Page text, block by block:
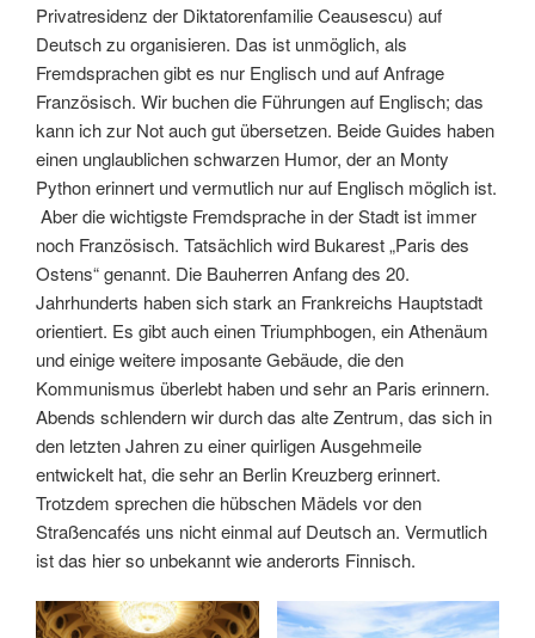
Privatresidenz der Diktatorenfamilie Ceausescu) auf
Deutsch zu organisieren. Das ist unmöglich, als
Fremdsprachen gibt es nur Englisch und auf Anfrage
Französisch. Wir buchen die Führungen auf Englisch; das
kann ich zur Not auch gut übersetzen. Beide Guides haben
einen unglaublichen schwarzen Humor, der an Monty
Python erinnert und vermutlich nur auf Englisch möglich ist.
Aber die wichtigste Fremdsprache in der Stadt ist immer
noch Französisch. Tatsächlich wird Bukarest „Paris des
Ostens“ genannt. Die Bauherren Anfang des 20.
Jahrhunderts haben sich stark an Frankreichs Hauptstadt
orientiert. Es gibt auch einen Triumphbogen, ein Athenäum
und einige weitere imposante Gebäude, die den
Kommunismus überlebt haben und sehr an Paris erinnern.
Abends schlendern wir durch das alte Zentrum, das sich in
den letzten Jahren zu einer quirligen Ausgehmeile
entwickelt hat, die sehr an Berlin Kreuzberg erinnert.
Trotzdem sprechen die hübschen Mädels vor den
Straßencafés uns nicht einmal auf Deutsch an. Vermutlich
ist das hier so unbekannt wie anderorts Finnisch.